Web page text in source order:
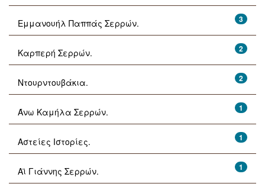
3
Εμμανουήλ Παππάς Σερρών.
2
Καρπερή Σερρών.
2
Ντουρντουβάκια.
1
Άνω Καμήλα Σερρών.
1
Αστείες Ιστορίες.
1
Αϊ Γιάννης Σερρών.